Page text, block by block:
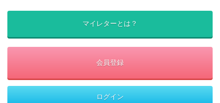
マイレターとは？
会員登録
ログイン